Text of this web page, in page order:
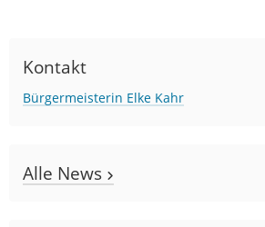
Kontakt
Bürgermeisterin Elke Kahr
Alle News